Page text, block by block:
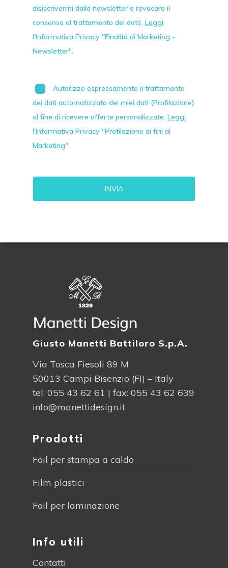
disiscrivermi dalla newsletter e revocare il
consenso al trattamento dei dati). Leggi
l'Informativa Privacy "Finalità di Marketing -
Newsletter".
Autorizzo espressamente il trattamento
dei dati automatizzato dei miei dati (Profilazione)
al fine di ricevere offerte personalizzate. Leggi
l'Informativa Privacy "Profilazione ai fini di
Marketing".
Giusto Manetti Battiloro S.p.A.
Via Tosca Fiesoli 89 M
50013 Campi Bisenzio (FI) – Italy
tel: 055 43 62 61 | fax: 055 43 62 639
info@manettidesign.it
Prodotti
Foil per stampa a caldo
Film plastici
Foil per laminazione
Info utili
Contatti